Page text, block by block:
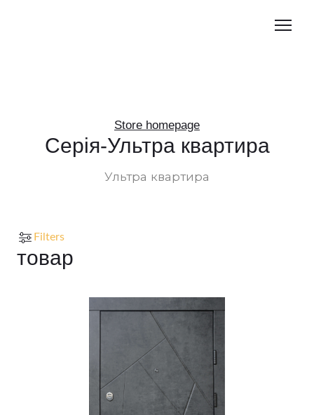
Store homepage
Серія-Ультра квартира
Ультра квартира
Filters
товар